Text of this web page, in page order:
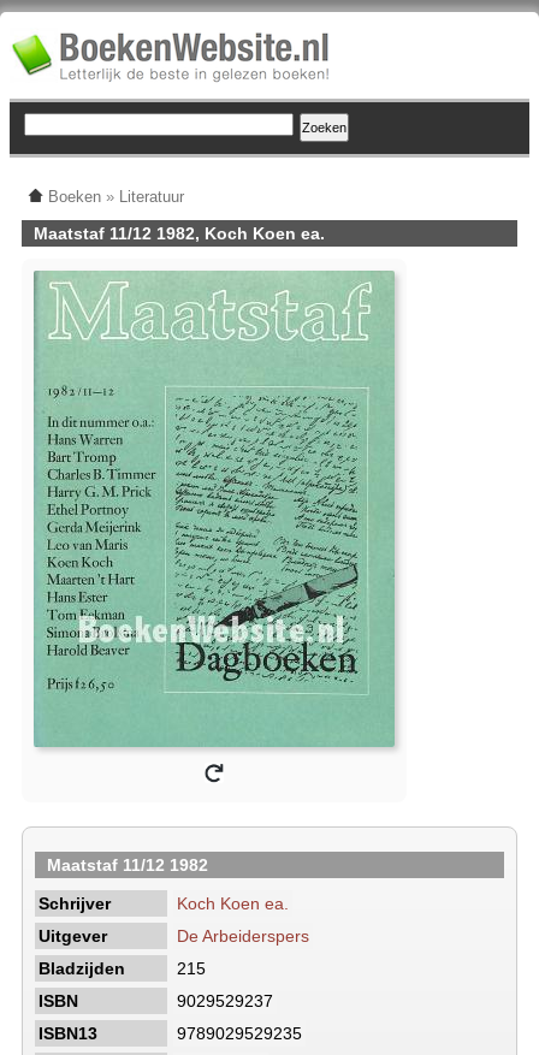
Boeken » Literatuur
Maatstaf 11/12 1982, Koch Koen ea.
Maatstaf 11/12 1982
Schrijver
Koch Koen ea.
Uitgever
De Arbeiderspers
Bladzijden
215
ISBN
9029529237
ISBN13
9789029529235